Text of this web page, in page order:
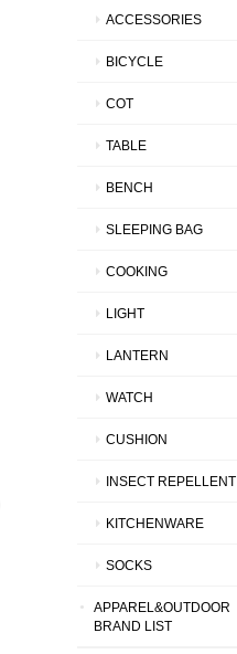
ACCESSORIES
BICYCLE
COT
TABLE
BENCH
SLEEPING BAG
COOKING
LIGHT
LANTERN
WATCH
CUSHION
INSECT REPELLENT
KITCHENWARE
SOCKS
APPAREL&OUTDOOR
BRAND LIST